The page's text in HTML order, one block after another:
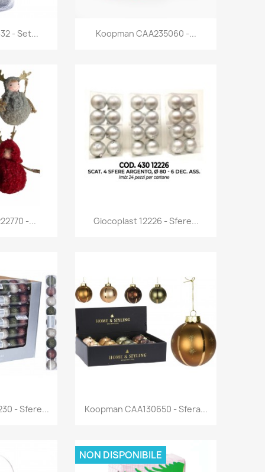
- Set... Anteprima
Koopman CAA235060 -...
-... Anteprima
Giocoplast 12226 - Sfere...
- Sfere... Anteprima
Koopman CAA130650 - Sfera...
NON DISPONIBILE